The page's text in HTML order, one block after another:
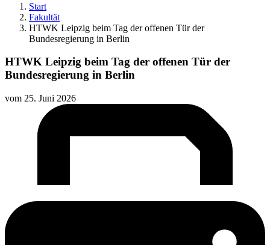
Start
Fakultät
HTWK Leipzig beim Tag der offenen Tür der
Bundesregierung in Berlin
HTWK Leipzig beim Tag der offenen Tür der
Bundesregierung in Berlin
vom 25. Juni 2026